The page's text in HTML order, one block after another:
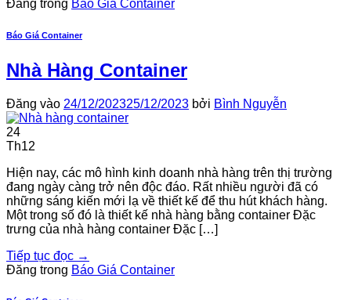
Đăng trong Báo Giá Container
Báo Giá Container
Nhà Hàng Container
Đăng vào 24/12/202325/12/2023 bởi Bình Nguyễn
24
Th12
Hiện nay, các mô hình kinh doanh nhà hàng trên thị trường
đang ngày càng trở nên độc đáo. Rất nhiều người đã có
những sáng kiến mới lạ về thiết kế để thu hút khách hàng.
Một trong số đó là thiết kế nhà hàng bằng container Đặc
trưng của nhà hàng container Đặc […]
Tiếp tục đọc →
Đăng trong Báo Giá Container